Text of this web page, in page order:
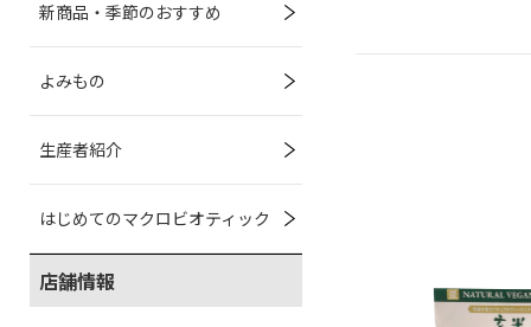
新商品・季節のおすすめ
よみもの
生産者紹介
はじめてのマクロビオティック
店舗情報